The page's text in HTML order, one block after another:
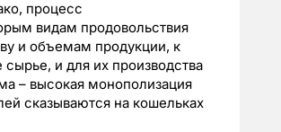
процесс
видам продовольствия
и объемам продукции, к
и для их производства
– высокая монополизация
сказываются на кошельках